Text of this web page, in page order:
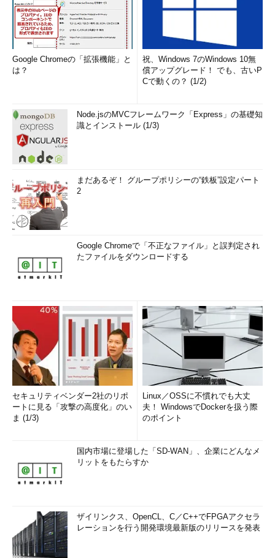
Google Chromeの「拡張機能」と
は？
祝、Windows 7のWindows 10無
償アップグレード！ でも、古いP
Cで動くの？ (1/2)
Node.jsのMVCフレームワーク「Express」の基礎知
識とインストール (1/3)
まだあるぞ！ グループポリシーの“鉄板”設定パート
2
Google Chromeで「不正なファイル」と誤判定され
たファイルをダウンロードする
セキュリティベンダー2社のリポ
ートに見る「攻撃の高度化」のい
ま (1/3)
Linux／OSSに不慣れでも大丈
夫！ WindowsでDockerを扱う際
のポイント
国内市場に登場した「SD-WAN」、企業にどんなメ
リットをもたらすか
ザイリンクス、OpenCL、C／C++でFPGAアクセラ
レーションを行う開発環境最新版のリリースを発表